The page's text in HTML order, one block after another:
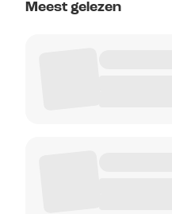
Meest gelezen